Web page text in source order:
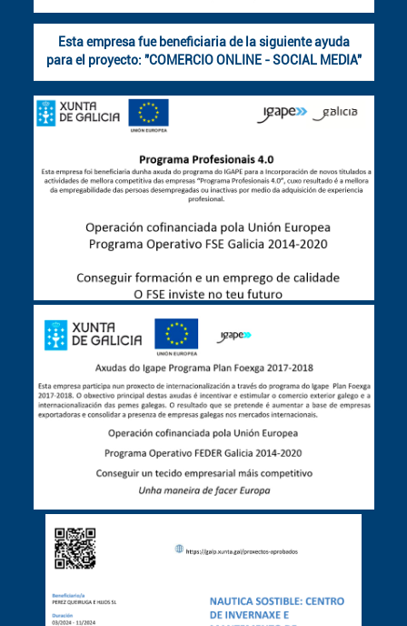
Esta empresa fue beneficiaria de la siguiente ayuda
para el proyecto: "COMERCIO ONLINE - SOCIAL MEDIA"